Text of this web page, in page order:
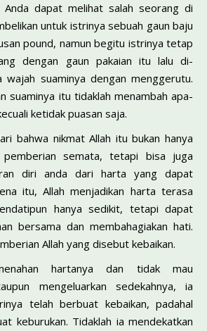
Anda dapat melihat salah seorang di
untuk istrinya sebuah gaun baju
pound, namun begitu istrinya tetap
dengan gaun pakaian itu lalu di­
wajah suaminya dengan meng­gerutu.
suaminya itu tidaklah menambah apa-
ketidak puasan saja.
bahwa nikmat Allah itu bukan hanya
pemberian semata, tetapi bisa juga
diri anda dari harta yang dapat
itu, Allah menjadikan harta terasa
hanya sedikit, tetapi dapat
bersama dan membahagiakan hati.
Allah yang disebut kebaikan.
hartanya dan tidak mau
mengeluarkan sedekahnya, ia
telah berbuat kebaikan, padahal
keburukan. Tidaklah ia mendekatkan